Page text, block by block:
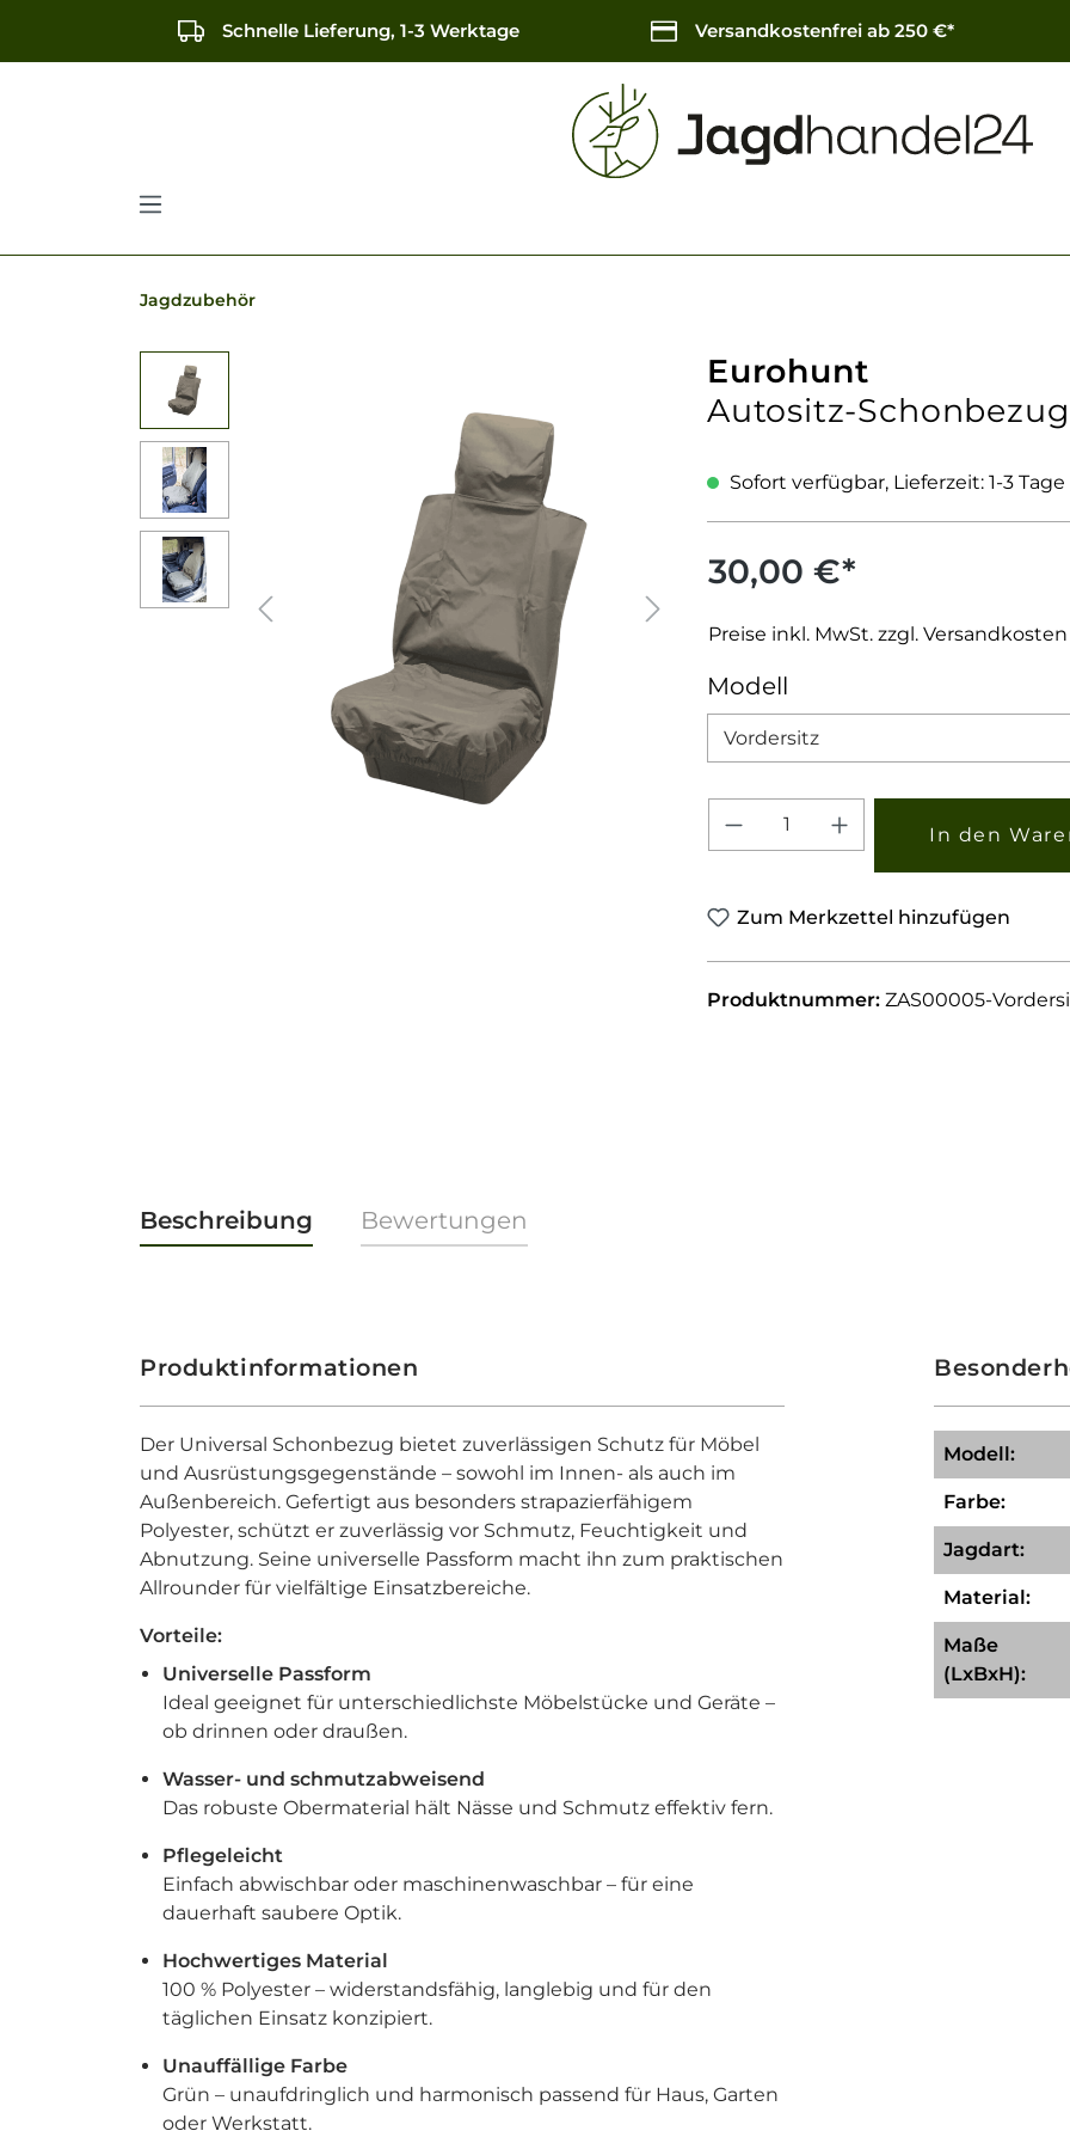
Zur Hauptnavigation springen
Schnelle Lieferung, 1-3 Werktage Versandkostenfrei ab 250 €*
Jagdzubehör
Bildergalerie überspringen
Eurohunt
Autositz-
30,00 €*
Preise inkl. MwSt. zzgl. Versandkosten
Sofort verfügbar, Lieferzeit: 1-3 Tage
Modell
Produkt Anzahl: Gib
In den
Zum Merkzettel hinzufügen
Produktnummer: ZAS00005-
Beschreibung Bewertungen
Produktinformationen
Der Universal Schonbezug bietet zuverlässigen Schutz für Möbel
und Ausrüstungsgegenstände – sowohl im Innen- als auch im
Außenbereich. Gefertigt aus besonders strapazierfähigem
Polyester, schützt er zuverlässig vor Schmutz, Feuchtigkeit und
Abnutzung. Seine universelle Passform macht ihn zum praktischen
Allrounder für vielfältige Einsatzbereiche.
Vorteile:
Universelle Passform
Ideal geeignet für unterschiedlichste Möbelstücke und Geräte –
ob drinnen oder draußen.
Wasser- und schmutzabweisend
Das robuste Obermaterial hält Nässe und Schmutz effektiv fern.
Pflegeleicht
Einfach abwischbar oder maschinenwaschbar – für eine
dauerhaft saubere Optik.
Hochwertiges Material
100 % Polyester – widerstandsfähig, langlebig und für den
täglichen Einsatz konzipiert.
Unauffällige Farbe
Grün – unaufdringlich und harmonisch passend für Haus, Garten
oder Werkstatt.
Modell:
Farbe:
Jagdart:
Material:
Maße
(LxBxH):